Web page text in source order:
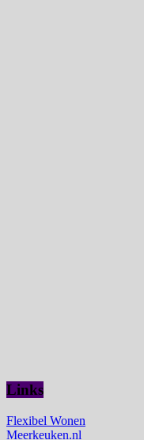
Links
Flexibel Wonen
Meerkeuken.nl